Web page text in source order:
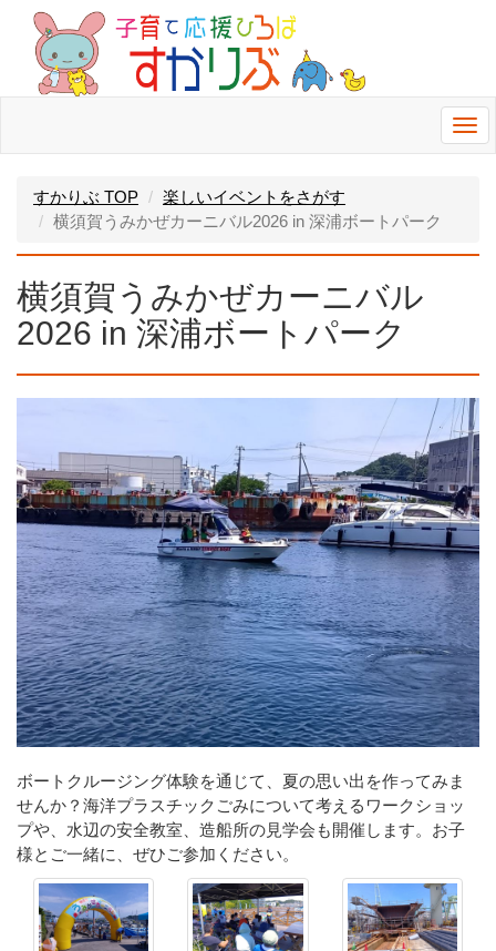
すかりぶ TOP
楽しいイベントをさがす
横須賀うみかぜカーニバル2026 in 深浦ボートパーク
横須賀うみかぜカーニバル
2026 in 深浦ボートパーク
ボートクルージング体験を通じて、夏の思い出を作ってみま
せんか？海洋プラスチックごみについて考えるワークショッ
プや、水辺の安全教室、造船所の見学会も開催します。お子
様とご一緒に、ぜひご参加ください。